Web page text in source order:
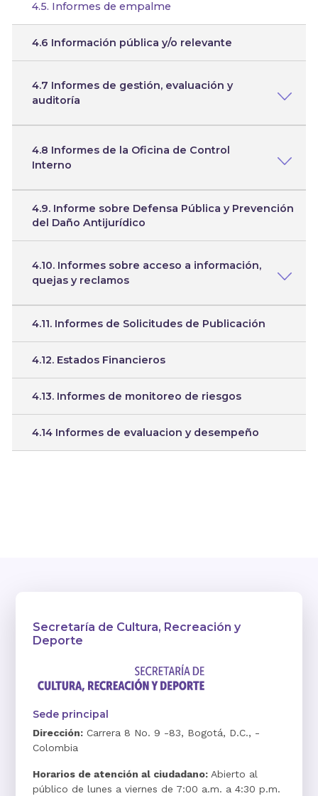
4.5. Informes de empalme
4.6 Información pública y/o relevante
4.7 Informes de gestión, evaluación y
auditoría
4.8 Informes de la Oficina de Control
Interno
4.9. Informe sobre Defensa Pública y Prevención
del Daño Antijurídico
4.10. Informes sobre acceso a información,
quejas y reclamos
4.11. Informes de Solicitudes de Publicación
4.12. Estados Financieros
4.13. Informes de monitoreo de riesgos
4.14 Informes de evaluacion y desempeño
Secretaría de Cultura, Recreación y
Deporte
Sede principal
Dirección: Carrera 8 No. 9 -83, Bogotá, D.C., -
Colombia
Horarios de atención al ciudadano:Abierto al
público de lunes a viernes de 7:00 a.m. a 4:30 p.m.